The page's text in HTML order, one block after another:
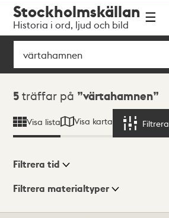
navigationen
huvudinnehållet
Stockholmskällan
Historia i ord, ljud och bild
Sök
Sökresultat
5 träffar på värtahamnen
Visa lista Visa karta Filtrera
Visningsläge
Filtrera tid
Filtrera materialtyper